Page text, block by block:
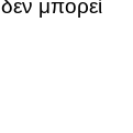
μπορεί